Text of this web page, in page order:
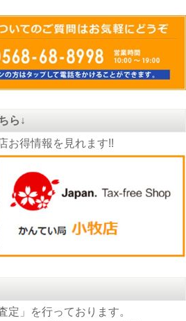
ら↓
お得情報を見れます!!
定」を行っております。